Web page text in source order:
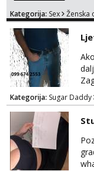
mi
Kategorija: Sex Ženska
Kategorija: Sugar Daddy